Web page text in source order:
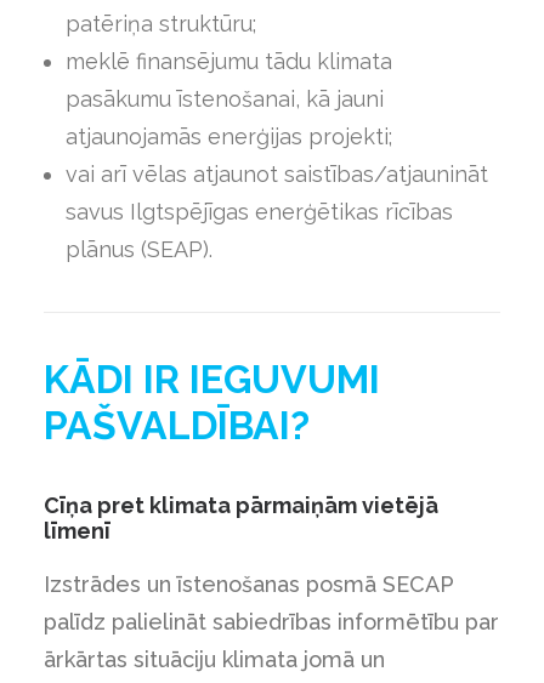
patēriņa struktūru;
meklē finansējumu tādu klimata
pasākumu īstenošanai, kā jauni
atjaunojamās enerģijas projekti;
vai arī vēlas atjaunot saistības/atjaunināt
savus Ilgtspējīgas enerģētikas rīcības
plānus (SEAP).
KĀDI IR IEGUVUMI
PAŠVALDĪBAI?
Cīņa pret klimata pārmaiņām vietējā
līmenī
Izstrādes un īstenošanas posmā SECAP
palīdz palielināt sabiedrības informētību par
ārkārtas situāciju klimata jomā un